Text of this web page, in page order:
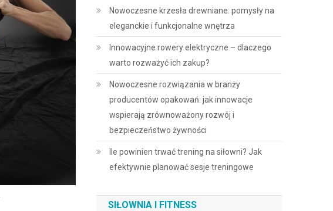
Nowoczesne krzesła drewniane: pomysły na
eleganckie i funkcjonalne wnętrza
Innowacyjne rowery elektryczne – dlaczego
warto rozważyć ich zakup?
Nowoczesne rozwiązania w branży
producentów opakowań: jak innowacje
wspierają zrównoważony rozwój i
bezpieczeństwo żywności
Ile powinien trwać trening na siłowni? Jak
efektywnie planować sesje treningowe
SIŁOWNIA I FITNESS